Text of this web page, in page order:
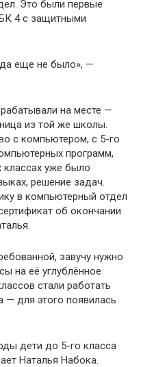
Это были первые
4 с защитными
еще не было», —
на месте —
из той же школы.
с компьютером, с 5-го
программ,
классах уже было
решение задач.
в компьютерный отдел
об окончании
завучу нужно
на её углублённое
стали работать
— для этого появилась
дети до 5-го класса
Наталья Набока.